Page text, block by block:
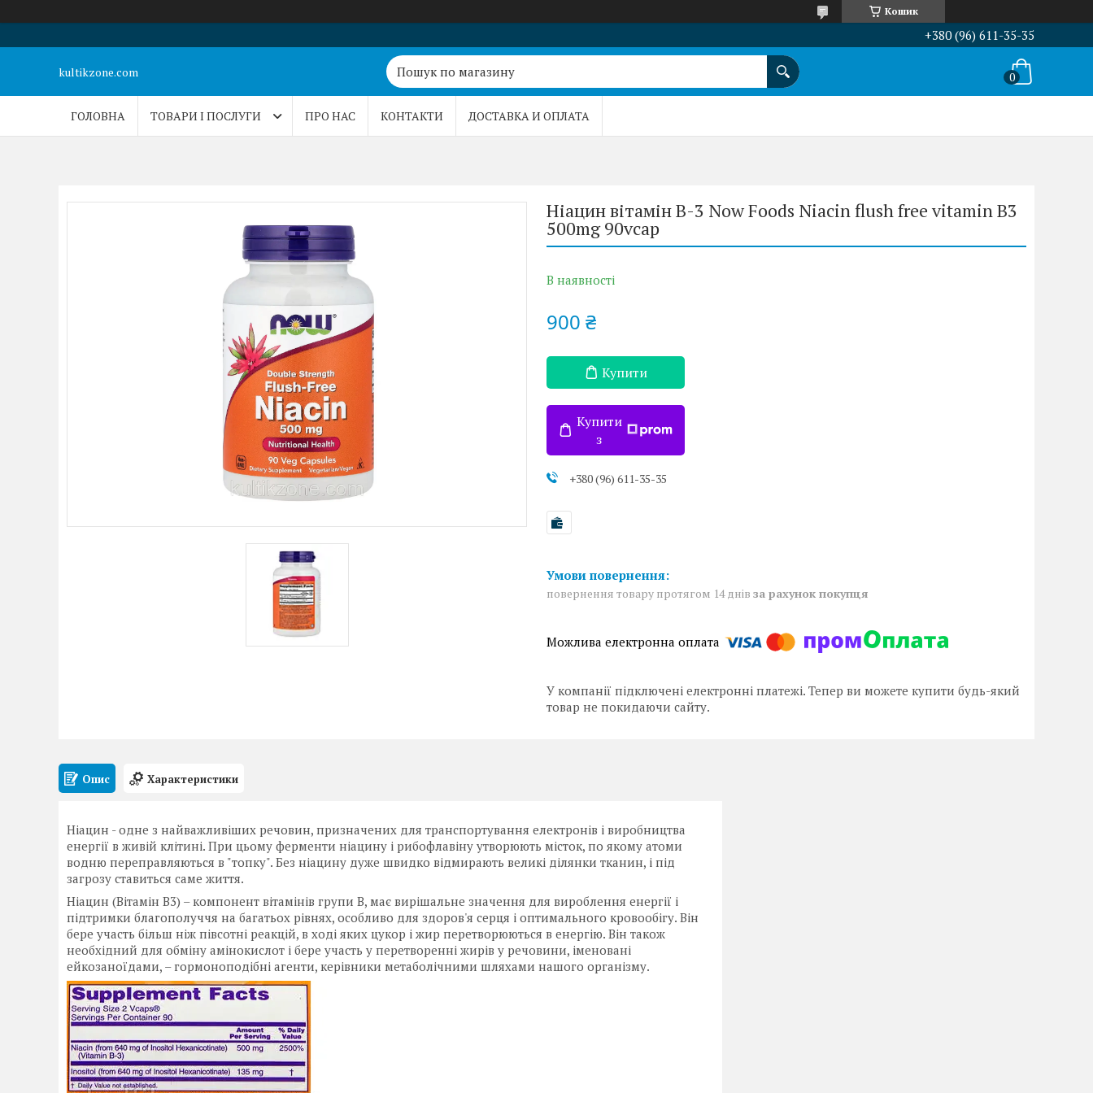
Кошик
+380 (96) 611-35-35
kultikzone.com
ГОЛОВНА ТОВАРИ І ПОСЛУГИ ПРО НАС КОНТАКТИ ДОСТАВКА И ОПЛАТА
Ніацин вітамін B-3 Now Foods Niacin flush free vitamin B3
500mg 90vcap
В наявності
900 ₴
Купити
Купити
з
+380 (96) 611-35-35
повернення товару протягом 14 днів за рахунок покупця
У компанії підключені електронні платежі. Тепер ви можете купити будь-який
товар не покидаючи сайту.
Опис Характеристики
Ніацин - одне з найважливіших речовин, призначених для транспортування електронів і виробництва
енергії в живій клітині. При цьому ферменти ніацину і рибофлавіну утворюють місток, по якому атоми
водню переправляються в "топку". Без ніацину дуже швидко відмирають великі ділянки тканин, і під
загрозу ставиться саме життя.
Ніацин (Вітамін В3) – компонент вітамінів групи В, має вирішальне значення для вироблення енергії і
підтримки благополуччя на багатьох рівнях, особливо для здоров'я серця і оптимального кровообігу. Він
бере участь більш ніж півсотні реакцій, в ході яких цукор і жир перетворюються в енергію. Він також
необхідний для обміну амінокислот і бере участь у перетворенні жирів у речовини, іменовані
ейкозаноїдами, – гормоноподібні агенти, керівники метаболічними шляхами нашого організму.